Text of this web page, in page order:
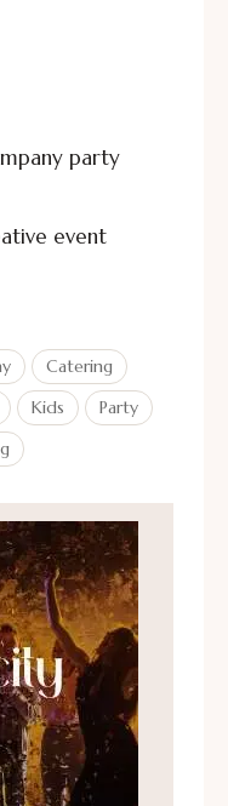
party
event
Catering
Kids
Party